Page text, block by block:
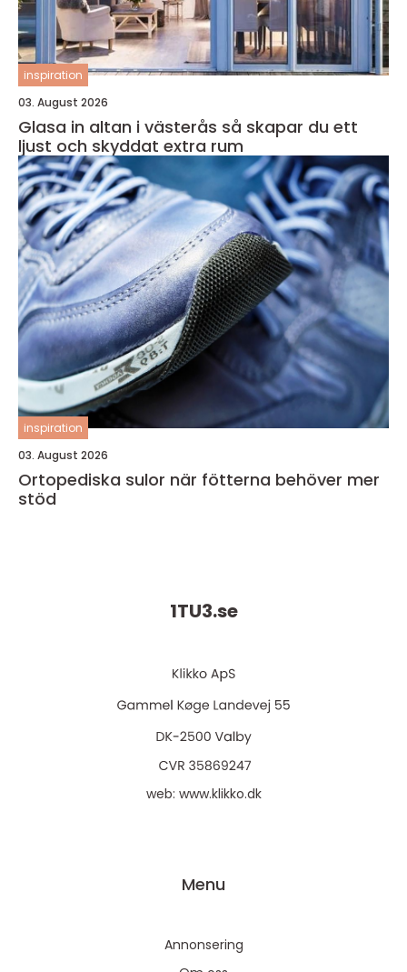
inspiration
03. August 2026
Glasa in altan i västerås så skapar du ett
ljust och skyddat extra rum
inspiration
03. August 2026
Ortopediska sulor när fötterna behöver mer
stöd
1TU3.se
web: www.klikko.dk
Menu
Annonsering